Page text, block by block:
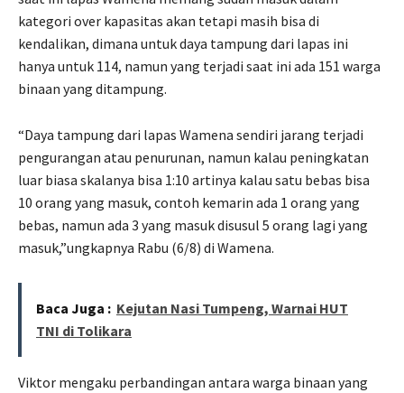
kategori over kapasitas akan tetapi masih bisa di
kendalikan, dimana untuk daya tampung dari lapas ini
hanya untuk 114, namun yang terjadi saat ini ada 151 warga
binaan yang ditampung.
“Daya tampung dari lapas Wamena sendiri jarang terjadi
pengurangan atau penurunan, namun kalau peningkatan
luar biasa skalanya bisa 1:10 artinya kalau satu bebas bisa
10 orang yang masuk, contoh kemarin ada 1 orang yang
bebas, namun ada 3 yang masuk disusul 5 orang lagi yang
masuk,”ungkapnya Rabu (6/8) di Wamena.
Baca Juga : Kejutan Nasi Tumpeng, Warnai HUT
TNI di Tolikara
Viktor mengaku perbandingan antara warga binaan yang